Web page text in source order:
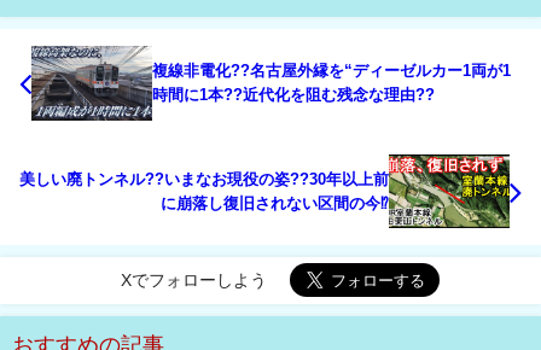
複線非電化??名古屋外縁を“ディーゼルカー1両が1
時間に1本??近代化を阻む残念な理由??
美しい廃トンネル??いまなお現役の姿??30年以上前
に崩落し復旧されない区間の今⁉
Xでフォローしよう